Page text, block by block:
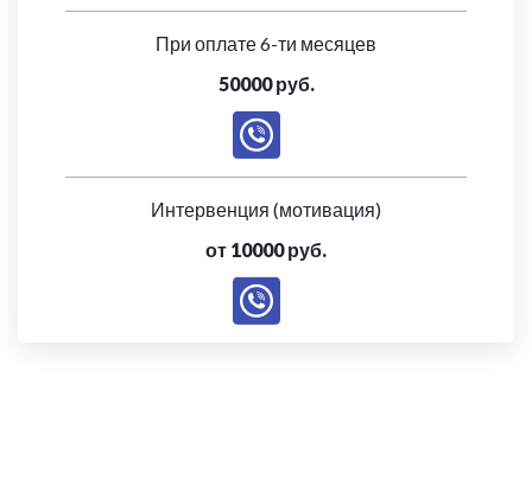
При оплате 6-ти месяцев
50000 руб.
Интервенция (мотивация)
от 10000 руб.